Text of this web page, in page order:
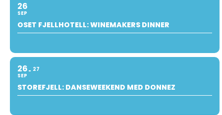
26
SEP
OSET FJELLHOTELL: WINEMAKERS DINNER
26
SEP
27
STOREFJELL: DANSEWEEKEND MED DONNEZ